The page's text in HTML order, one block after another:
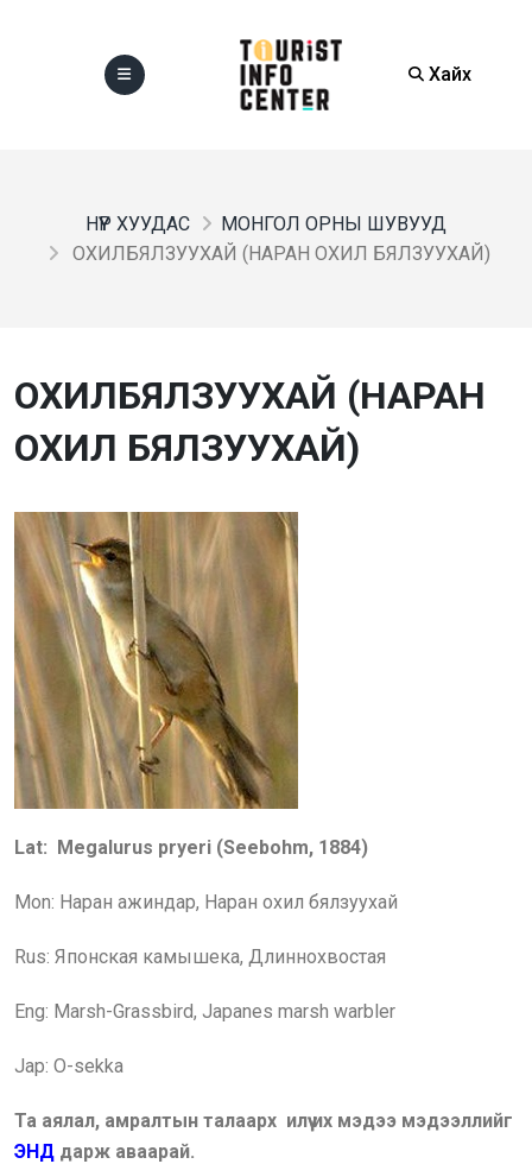
Хайх
НҮҮР ХУУДАС
МОНГОЛ ОРНЫ ШУВУУД
ОХИЛБЯЛЗУУХАЙ (НАРАН ОХИЛ БЯЛЗУУХАЙ)
ОХИЛБЯЛЗУУХАЙ (НАРАН
ОХИЛ БЯЛЗУУХАЙ)
Lat: Megalurus pryeri (Seebohm, 1884)
Mon: Наран ажиндар, Наран охил бялзуухай
Rus: Японская камышека, Длиннохвостая
Eng: Marsh-Grassbird, Japanes marsh warbler
Jap: O-sekka
Та аялал, амралтын талаарх илүү их мэдээ мэдээллийг
ЭНД дарж аваарай.